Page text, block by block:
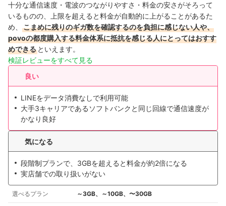
十分な通信速度・電波のつながりやすさ・料金の安さがそろって
いるものの、上限を超えると料金が自動的に上がることがあるた
め、
こまめに残りのギガ数を確認するのを負担に感じない人や、
povoの都度購入する料金体系に抵抗を感じる人にとってはおすす
めできる といえます。
検証レビューをすべて見る
良い
LINEをデータ消費なしで利用可能
大手3キャリアであるソフトバンクと同じ回線で通信速度が
かなり良好
気になる
段階制プランで、3GBを超えると料金が約2倍になる
実店舗での取り扱いがない
選べるプラン ～3GB、～10GB、〜30GB